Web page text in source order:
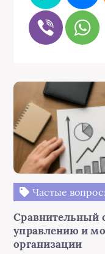
Частые
Сравнительный
управлению и
организации